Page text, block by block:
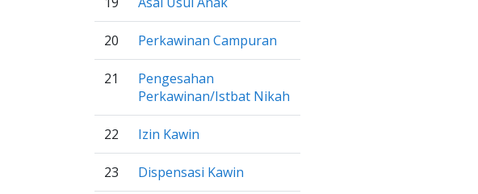
20 Perkawinan Campuran
21
Pengesahan
Perkawinan/Istbat Nikah
22 Izin Kawin
23 Dispensasi Kawin